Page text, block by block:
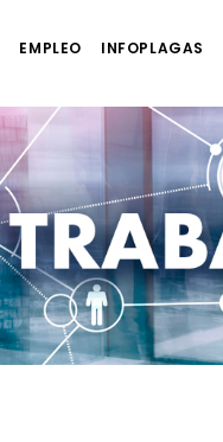
EMPLEO INFOPLAGAS